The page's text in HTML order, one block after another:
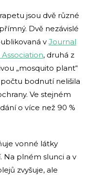
jsou dvě různé
Dvě nezávislé
v Journal
, druhá z
„mosquito plant“
bodnutí nelišila
Ve stejném
o více než 90 %
vonné látky
plném slunci a v
zvyšuje, ale